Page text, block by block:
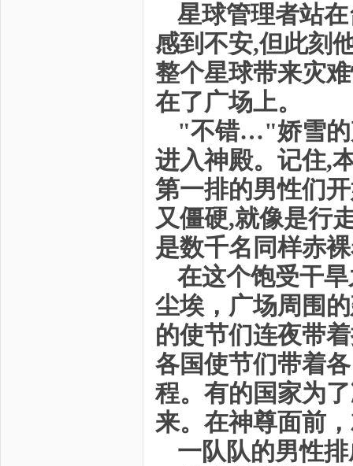
星球管理者站
感到不安,但此刻
整个星球带来灾
在了广场上。
"不错…"娇雪的
进入神殿。记住,
第一排的男性们
又僵硬,就像是行
是数千名同样赤
在这个饱受干
尘埃，广场周围
的使节们连夜带
各国使节们带着
程。有的国家为
来。在神尊面前
一队队的男性